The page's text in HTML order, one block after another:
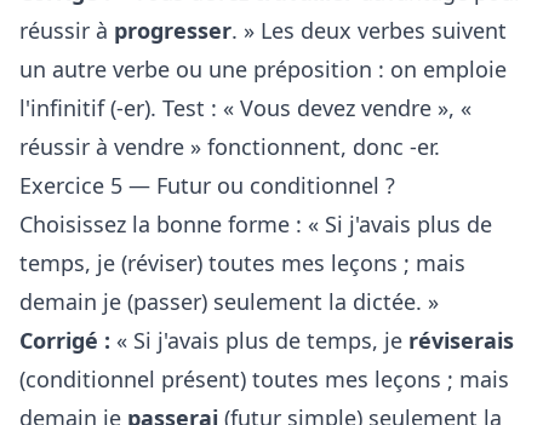
réussir à progresser. » Les deux verbes suivent
un autre verbe ou une préposition : on emploie
l'infinitif (-er). Test : « Vous devez vendre », «
réussir à vendre » fonctionnent, donc -er.
Exercice 5 — Futur ou conditionnel ?
Choisissez la bonne forme : « Si j'avais plus de
temps, je (réviser) toutes mes leçons ; mais
demain je (passer) seulement la dictée. »
Corrigé : « Si j'avais plus de temps, je réviserais
(conditionnel présent) toutes mes leçons ; mais
demain je passerai (futur simple) seulement la